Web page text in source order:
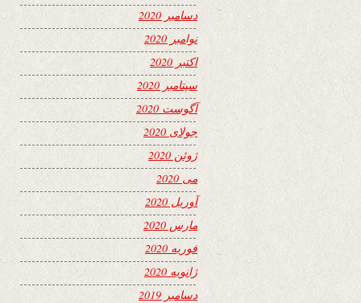
دسامبر 2020
نوامبر 2020
اکتبر 2020
سپتامبر 2020
آگوست 2020
جولای 2020
ژوئن 2020
می 2020
آوریل 2020
مارس 2020
فوریه 2020
ژانویه 2020
دسامبر 2019